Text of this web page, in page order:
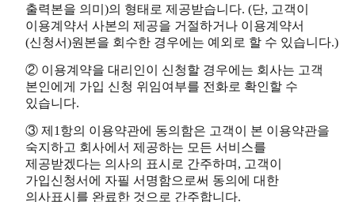
출력본을 의미)의 형태로 제공받습니다. (단, 고객이
이용계약서 사본의 제공을 거절하거나 이용계약서
(신청서)원본을 회수한 경우에는 예외로 할 수 있습니다.)
② 이용계약을 대리인이 신청할 경우에는 회사는 고객
본인에게 가입 신청 위임여부를 전화로 확인할 수
있습니다.
③ 제1항의 이용약관에 동의함은 고객이 본 이용약관을
숙지하고 회사에서 제공하는 모든 서비스를
제공받겠다는 의사의 표시로 간주하며, 고객이
가입신청서에 자필 서명함으로써 동의에 대한
의사표시를 완료한 것으로 간주합니다.